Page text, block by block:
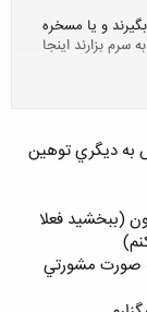
و یا مسخره
سرم بزارند اینجا
، امارات یا
انتشار مقالات
به ديگري توهين
(ببخشيد فعلا
صورت مشورتي